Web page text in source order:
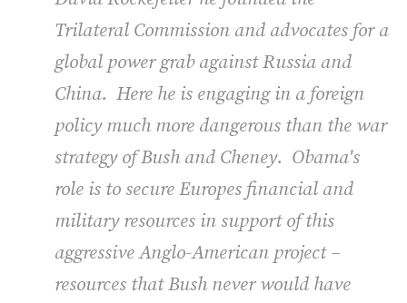
Trilateral Commission and advocates for a
global power grab against Russia and
China. Here he is engaging in a foreign
policy much more dangerous than the war
strategy of Bush and Cheney. Obama's
role is to secure Europes financial and
military resources in support of this
aggressive Anglo-American project –
resources that Bush never would have